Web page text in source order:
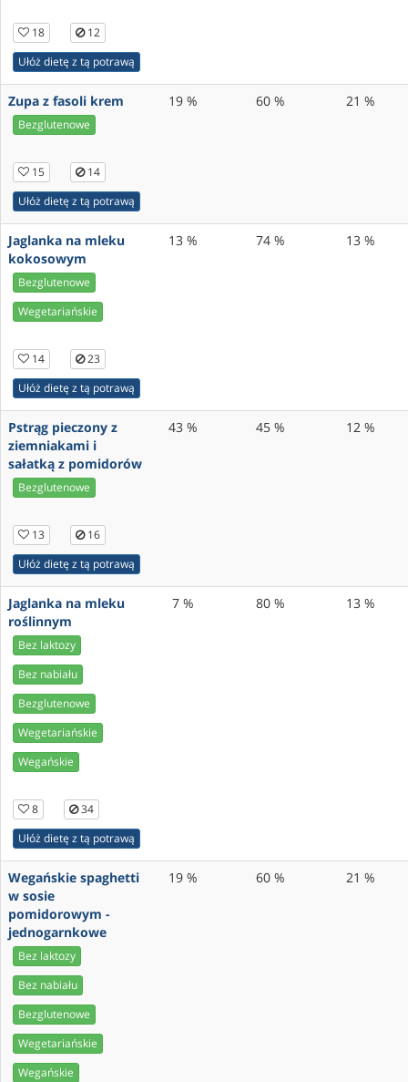
18
12
Ułóż dietę z tą potrawą
Zupa z fasoli krem
Bezglutenowe
15
14
Ułóż dietę z tą potrawą
19 % 60 % 21 %
Jaglanka na mleku
kokosowym
Bezglutenowe
Wegetariańskie
14
23
Ułóż dietę z tą potrawą
13 % 74 % 13 %
Pstrąg pieczony z
ziemniakami i
sałatką z pomidorów
Bezglutenowe
13
16
Ułóż dietę z tą potrawą
43 % 45 % 12 %
Jaglanka na mleku
roślinnym
Bez laktozy
Bez nabiału
Bezglutenowe
Wegetariańskie
Wegańskie
8
34
Ułóż dietę z tą potrawą
7 % 80 % 13 %
Wegańskie spaghetti
w sosie
pomidorowym -
jednogarnkowe
Bez laktozy
Bez nabiału
Bezglutenowe
Wegetariańskie
Wegańskie
19 % 60 % 21 %